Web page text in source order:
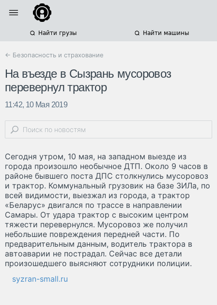
Найти грузы Найти машины
← Безопасность и страхование
На въезде в Сызрань мусоровоз
перевернул трактор
11:42, 10 Мая 2019
Сегодня утром, 10 мая, на западном выезде из
города произошло необычное ДТП. Около 9 часов в
районе бывшего поста ДПС столкнулись мусоровоз
и трактор. Коммунальный грузовик на базе ЗИЛа, по
всей видимости, выезжал из города, а трактор
«Беларус» двигался по трассе в направлении
Самары. От удара трактор с высоким центром
тяжести перевернулся. Мусоровоз же получил
небольшие повреждения передней части. По
предварительным данным, водитель трактора в
автоаварии не пострадал. Сейчас все детали
произошедшего выясняют сотрудники полиции.
syzran-small.ru